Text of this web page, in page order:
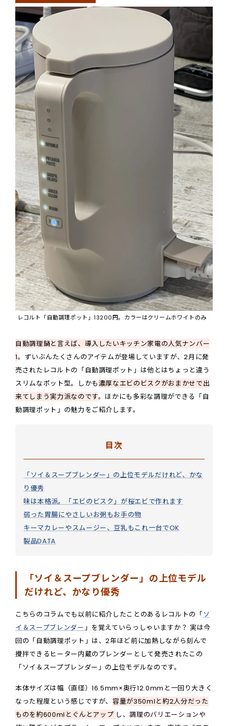
レコルト「自動調理ポット」13200円。カラーはクリームホワイトのみ
自動調理鍋と言えば、導入したいキッチン家電の人気ナンバー
1。ずいぶんたくさんのアイテムが登場していますが、2月に発
売されたレコルトの「自動調理ポット」は他とはちょっと違う
スリムなポット型。しかも濃厚なエビのビスクがおまかせで出
来てしまう実力派なのです。ほかにも多彩な調理ができる「自
動調理ポット」の魅力をご紹介します。
目次
「ソイ＆スープブレンダー」の上位モデルだけれど、かな
り優秀
味は本格派。「エビのビスク」が桜エビで作れます
弱った胃腸にやさしいお粥もお手の物
キーマカレーやスムージー、豆乳もこれ一台でOK
製品DATA
「ソイ＆スープブレンダー」の上位モデル
だけれど、かなり優秀
こちらのコラムでも以前に紹介したことのあるレコルトの「ソ
イ＆スープブレンダー 」を覚えていらっしゃいますか？ 実は今
回の「自動調理ポット」は、2年ほど前に加熱しながら刻んで
攪拌できるヒーター内蔵のブレンダーとして発売されたこの
「ソイ＆スープブレンダー」の上位モデルなのです。
本体サイズは幅（直径）16.5mm×奥行12.0mmと一回り大きく
なった程度という感じですが、容量が350mlと約2人分だった
ものを約600mlとぐんとアップ し、調理のバリエーションや